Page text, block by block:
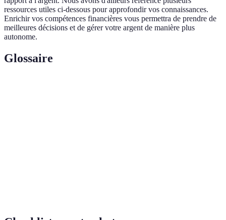
ressources utiles ci-dessous pour approfondir vos connaissances.
Enrichir vos compétences financières vous permettra de prendre de
meilleures décisions et de gérer votre argent de manière plus
autonome.
Glossaire